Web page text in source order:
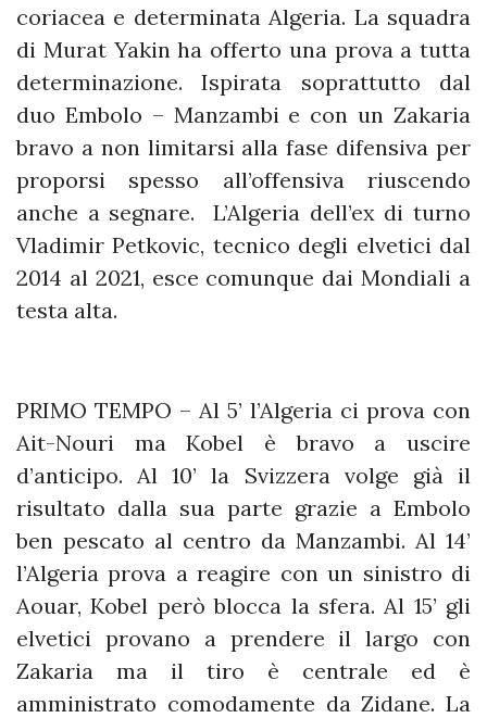
coriacea e determinata Algeria. La squadra
di Murat Yakin ha offerto una prova a tutta
determinazione. Ispirata soprattutto dal
duo Embolo – Manzambi e con un Zakaria
bravo a non limitarsi alla fase difensiva per
proporsi spesso all’offensiva riuscendo
anche a segnare. L’Algeria dell’ex di turno
Vladimir Petkovic, tecnico degli elvetici dal
2014 al 2021, esce comunque dai Mondiali a
testa alta.
PRIMO TEMPO – Al 5’ l’Algeria ci prova con
Ait-Nouri ma Kobel è bravo a uscire
d’anticipo. Al 10’ la Svizzera volge già il
risultato dalla sua parte grazie a Embolo
ben pescato al centro da Manzambi. Al 14’
l’Algeria prova a reagire con un sinistro di
Aouar, Kobel però blocca la sfera. Al 15’ gli
elvetici provano a prendere il largo con
Zakaria ma il tiro è centrale ed è
amministrato comodamente da Zidane. La